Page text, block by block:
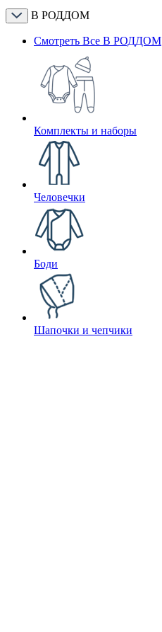
В РОДДОМ
Смотреть Все В РОДДОМ
Комплекты и наборы
Человечки
Боди
Шапочки и чепчики